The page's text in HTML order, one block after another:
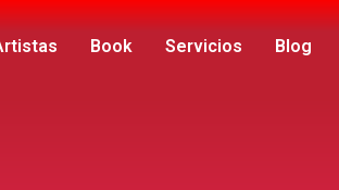
Book Servicios Blog